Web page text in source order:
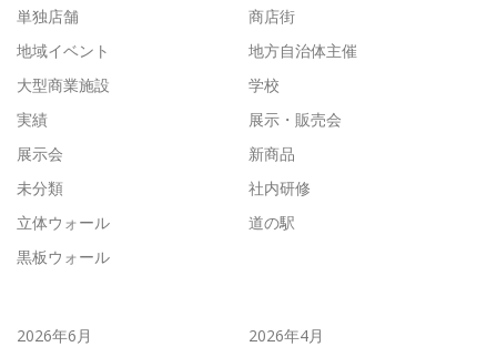
単独店舗
商店街
地域イベント
地方自治体主催
大型商業施設
学校
実績
展示・販売会
展示会
新商品
未分類
社内研修
立体ウォール
道の駅
黒板ウォール
2026年6月
2026年4月